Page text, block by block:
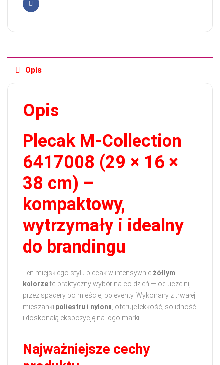
Facebook
Opis
Opis
Plecak M-Collection
6417008 (29 × 16 ×
38 cm) –
kompaktowy,
wytrzymały i idealny
do brandingu
Ten miejskiego stylu plecak w intensywnie żółtym
kolorzeto praktyczny wybór na co dzień — od uczelni,
przez spacery po mieście, po eventy. Wykonany z trwałej
mieszanki poliestru i nylonu , oferuje lekkość, solidność
i doskonałą ekspozycję na logo marki.
Najważniejsze cechy